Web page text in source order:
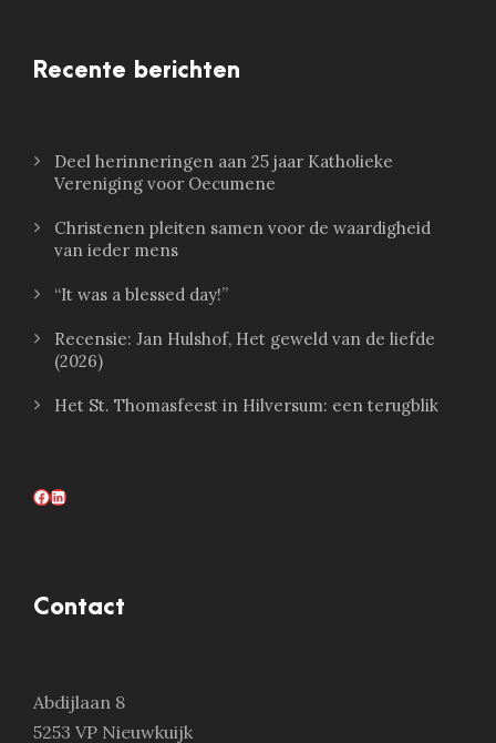
Recente berichten
Deel herinneringen aan 25 jaar Katholieke
Vereniging voor Oecumene
Christenen pleiten samen voor de waardigheid
van ieder mens
“It was a blessed day!”
Recensie: Jan Hulshof, Het geweld van de liefde
(2026)
Het St. Thomasfeest in Hilversum: een terugblik
Facebook LinkedIn
Contact
Abdijlaan 8
5253 VP Nieuwkuijk